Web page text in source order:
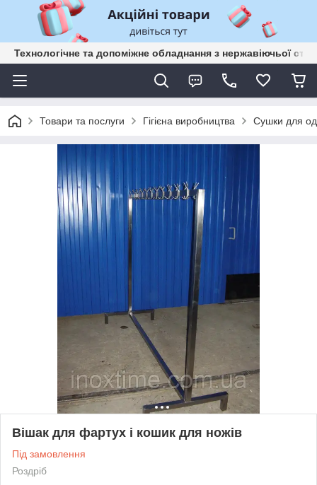
Технологічне та допоміжне обладнання з нержавіючьої
Товари та послуги Гігієна виробництва Сушки для
Вішак для фартух і кошик для ножів
Під замовлення
Роздріб